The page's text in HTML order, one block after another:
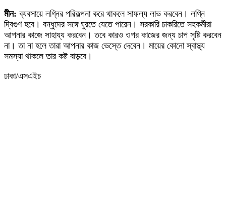
মীন: ব্যবসায়ে লগ্নির পরিকল্পনা করে থাকলে সাফল্য লাভ করবেন। লগ্নি
দ্বিগুণ হবে। বন্ধুদের সঙ্গে ঘুরতে যেতে পারেন। সরকারি চাকরিতে সহকর্মীরা
আপনার কাজে সাহায্য করবেন। তবে কারও ওপর কাজের জন্য চাপ সৃষ্টি করবেন
না। তা না হলে তারা আপনার কাজ ভেস্তে দেবেন। মায়ের কোনো স্বাস্থ্য
সমস্যা থাকলে তার কষ্ট বাড়বে।
ঢাকা/এসএইচ